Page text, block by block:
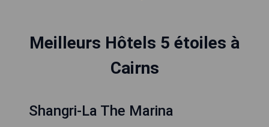
Meilleurs Hôtels 5 étoiles à
Cairns
Shangri-La The Marina